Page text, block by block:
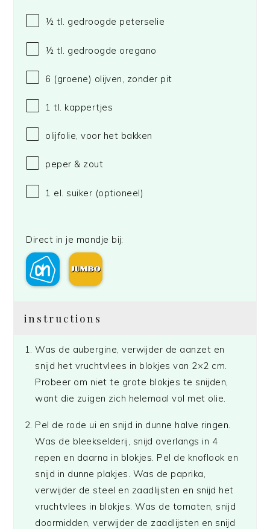
½ tl. gedroogde peterselie
½ tl. gedroogde oregano
6 (groene) olijven, zonder pit
1 tl. kappertjes
olijfolie, voor het bakken
peper & zout
1 el. suiker (optioneel)
Direct in je mandje bij:
instructions
Was de aubergine, verwijder de aanzet en
snijd het vruchtvlees in blokjes van 2×2 cm.
Probeer om niet te grote blokjes te snijden,
want die zuigen zich helemaal vol met olie.
Pel de rode ui en snijd in dunne halve ringen.
Was de bleekselderij, snijd overlangs in 4
repen en daarna in blokjes. Pel de knoflook en
snijd in dunne plakjes. Was de paprika,
verwijder de steel en zaadlijsten en snijd het
vruchtvlees in blokjes. Was de tomaten, snijd
doormidden, verwijder de zaadlijsten en snijd